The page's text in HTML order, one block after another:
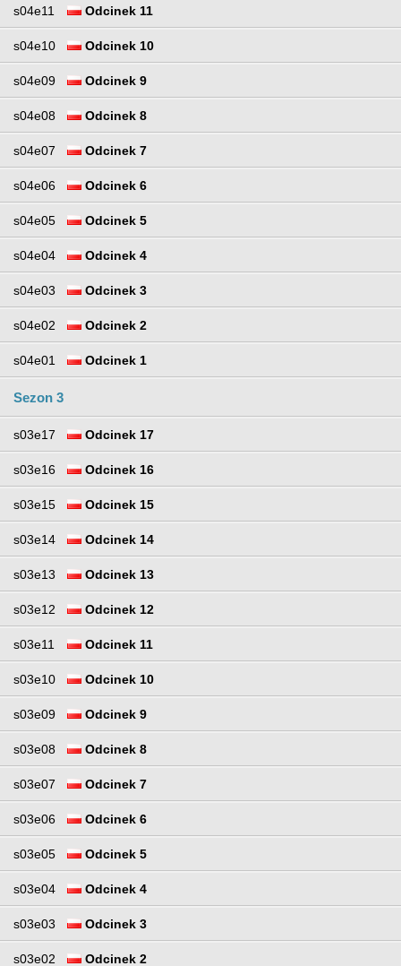
s04e11 Odcinek 11
s04e10 Odcinek 10
s04e09 Odcinek 9
s04e08 Odcinek 8
s04e07 Odcinek 7
s04e06 Odcinek 6
s04e05 Odcinek 5
s04e04 Odcinek 4
s04e03 Odcinek 3
s04e02 Odcinek 2
s04e01 Odcinek 1
Sezon 3
s03e17 Odcinek 17
s03e16 Odcinek 16
s03e15 Odcinek 15
s03e14 Odcinek 14
s03e13 Odcinek 13
s03e12 Odcinek 12
s03e11 Odcinek 11
s03e10 Odcinek 10
s03e09 Odcinek 9
s03e08 Odcinek 8
s03e07 Odcinek 7
s03e06 Odcinek 6
s03e05 Odcinek 5
s03e04 Odcinek 4
s03e03 Odcinek 3
s03e02 Odcinek 2